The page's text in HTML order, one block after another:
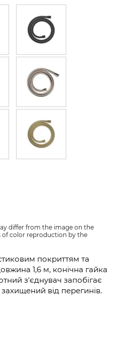
differ from the image on the
color reproduction by the
покриттям та
1,6 м, конічна гайка
з'єднувач запобігає
від перегинів.